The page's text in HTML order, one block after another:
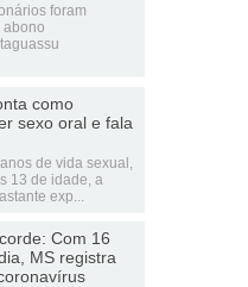
foram
abono
como
sexo oral e fala
de vida sexual,
13 de idade, a
exp...
Com 16
MS registra